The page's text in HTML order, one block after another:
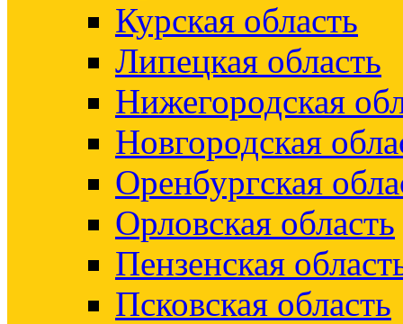
Курская область
Липецкая область
Нижегородская
Новгородская
Оренбургская
Орловская область
Пензенская
Псковская область